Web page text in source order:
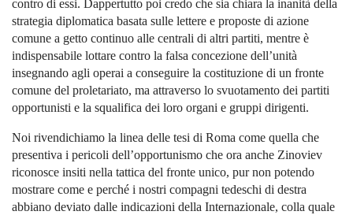
contro di essi. Dappertutto poi credo che sia chiara la inanità della
strategia diplomatica basata sulle lettere e proposte di azione
comune a getto continuo alle centrali di altri partiti, mentre è
indispensabile lottare contro la falsa concezione dell’unità
insegnando agli operai a conseguire la costituzione di un fronte
comune del proletariato, ma attraverso lo svuotamento dei partiti
opportunisti e la squalifica dei loro organi e gruppi dirigenti.
Noi rivendichiamo la linea delle tesi di Roma come quella che
presentiva i pericoli dell’opportunismo che ora anche Zinoviev
riconosce insiti nella tattica del fronte unico, pur non potendo
mostrare come e perché i nostri compagni tedeschi di destra
abbiano deviato dalle indicazioni della Internazionale, colla quale